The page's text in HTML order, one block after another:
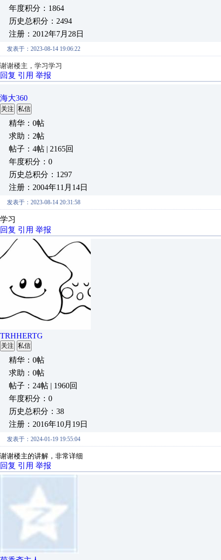
年度积分：1864
历史总积分：2494
注册：2012年7月28日
发表于：2023-08-14 19:06:22
谢谢楼主，学习学习
回复 引用 举报
海大360
关注 私信
精华：0帖
求助：2帖
帖子：4帖 | 2165回
年度积分：0
历史总积分：1297
注册：2004年11月14日
发表于：2023-08-14 20:31:58
学习
回复 引用 举报
TRHHERTG
关注 私信
精华：0帖
求助：0帖
帖子：24帖 | 1960回
年度积分：0
历史总积分：38
注册：2016年10月19日
发表于：2024-01-19 19:55:04
谢谢楼主的讲解，非常详细
回复 引用 举报